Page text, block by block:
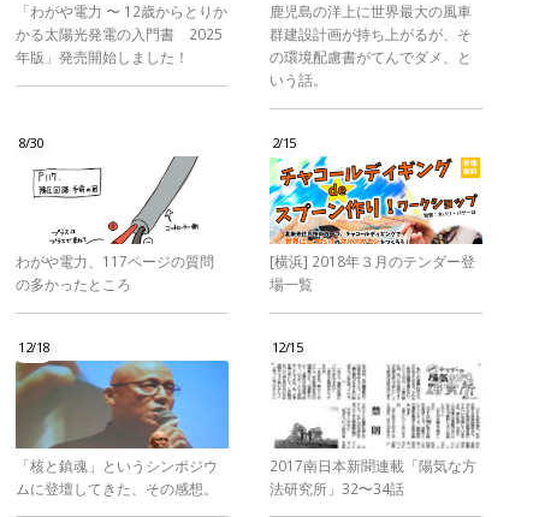
「わがや電力 〜 12歳からとりか
かる太陽光発電の入門書 2025
年版」発売開始しました！
鹿児島の洋上に世界最大の風車
群建設計画が持ち上がるが、そ
の環境配慮書がてんでダメ、と
いう話。
8/30
わがや電力、117ページの質問
の多かったところ
2/15
[横浜] 2018年３月のテンダー登
場一覧
12/18
「核と鎮魂」というシンポジウ
ムに登壇してきた、その感想。
12/15
2017南日本新聞連載「陽気な方
法研究所」32〜34話